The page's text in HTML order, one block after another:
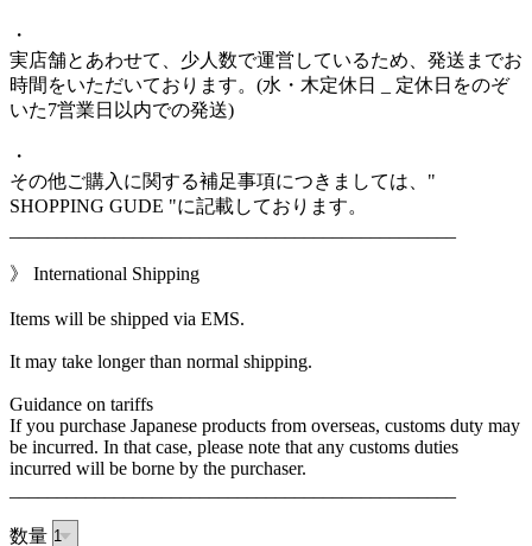
・
実店舗とあわせて、少人数で運営しているため、発送までお
時間をいただいております。(水・木定休日 _ 定休日をのぞ
いた7営業日以内での発送)
・
その他ご購入に関する補足事項につきましては、"
SHOPPING GUDE "に記載しております。
》 International Shipping
Items will be shipped via EMS.
It may take longer than normal shipping.
Guidance on tariffs
If you purchase Japanese products from overseas, customs duty may
be incurred. In that case, please note that any customs duties
incurred will be borne by the purchaser.
数量